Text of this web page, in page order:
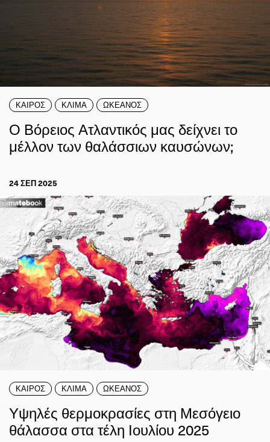
ΚΑΙΡΟΣ ΚΛΙΜΑ ΩΚΕΑΝΟΣ
Ο Βόρειος Ατλαντικός μας δείχνει το
μέλλον των θαλάσσιων καυσώνων;
24 ΣΕΠ 2025
ΚΑΙΡΟΣ ΚΛΙΜΑ ΩΚΕΑΝΟΣ
Υψηλές θερμοκρασίες στη Μεσόγειο
θάλασσα στα τέλη Ιουλίου 2025